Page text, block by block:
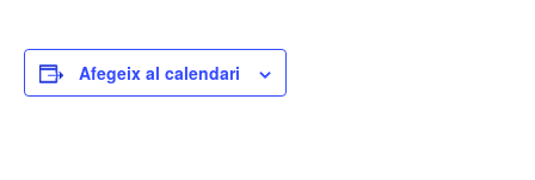
Afegeix al calendari